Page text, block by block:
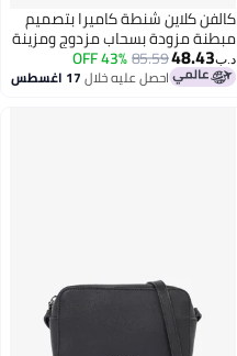
كالفن كلاين شنطة كاميرا بتصميم
مبطنة مزودة بسحاب مزدوج ومزينة
بشعار منقوش
د.ب‏48.43
85.59
43% OFF
احصل عليه خلال17 اغسطس